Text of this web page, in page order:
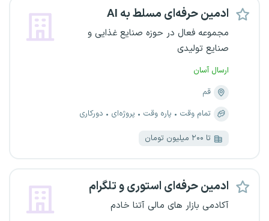
ادمین حرفه‌ای مسلط به AI
مجموعه فعال در حوزه صنایع غذایی و
صنایع تولیدی
ارسال آسان
قم
تمام وقت
پاره وقت پروژه‌ای دورکاری
تا ۲۰۰ میلیون تومان
ادمین حرفه‌ای استوری و تلگرام
آکادمی بازار های مالی آتنا خادم